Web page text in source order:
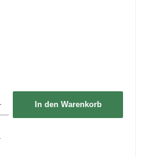
In den Warenkorb